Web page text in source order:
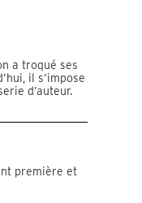
a troqué ses
il s’impose
d’auteur.
première et